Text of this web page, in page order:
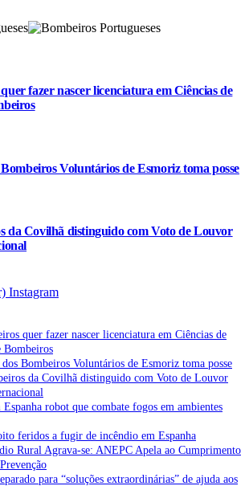
fazer nascer licenciatura em Ciências de
Voluntários de Esmoriz toma posse
da Covilhã distinguido com Voto de Louvor
Instagram
quer fazer nascer licenciatura em Ciências de
Bombeiros
Bombeiros Voluntários de Esmoriz toma posse
da Covilhã distinguido com Voto de Louvor
Espanha robot que combate fogos em ambientes
feridos a fugir de incêndio em Espanha
Rural Agrava-se: ANEPC Apela ao Cumprimento
para “soluções extraordinárias” de ajuda aos